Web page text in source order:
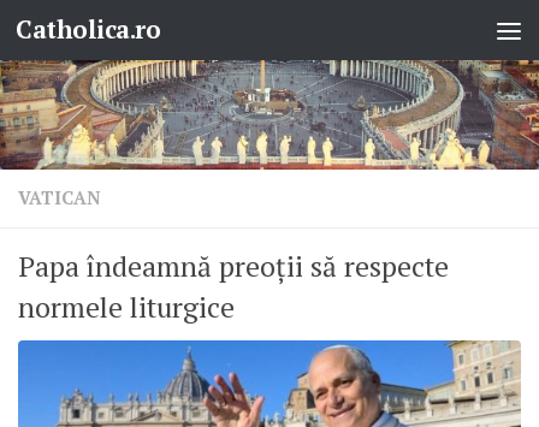
Skip to content
Catholica.ro
VATICAN
Papa îndeamnă preoții să respecte
normele liturgice